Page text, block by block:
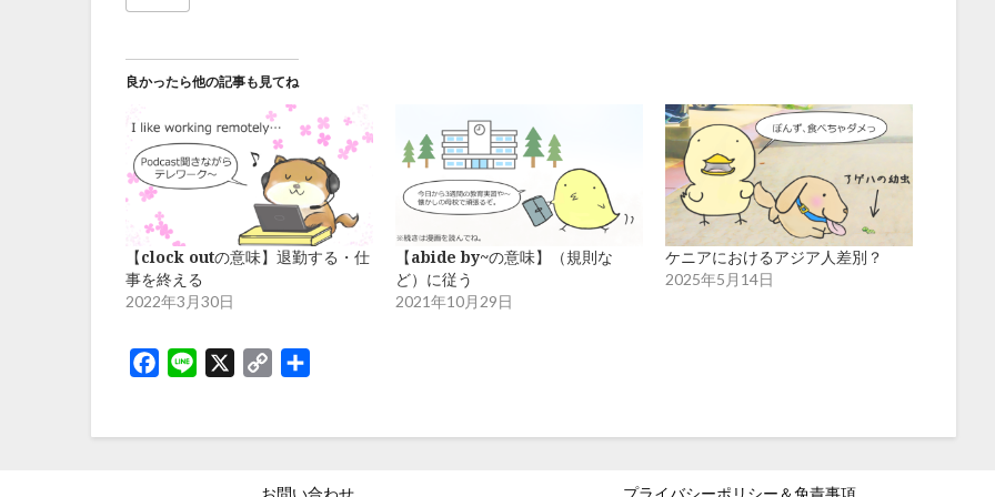
良かったら他の記事も見てね
【clock outの意味】退勤する・仕
事を終える
2022年3月30日
【abide by~の意味】（規則な
ど）に従う
2021年10月29日
ケニアにおけるアジア人差別？
2025年5月14日
Facebook
Line
Copy
お問い合わせ プライバシーポリシー＆免責事項